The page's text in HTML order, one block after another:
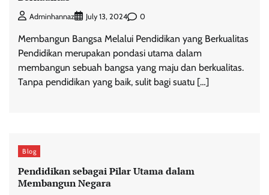
Adminhannaz July 13, 2024 0
Membangun Bangsa Melalui Pendidikan yang Berkualitas
Pendidikan merupakan pondasi utama dalam
membangun sebuah bangsa yang maju dan berkualitas.
Tanpa pendidikan yang baik, sulit bagi suatu […]
Blog
Pendidikan sebagai Pilar Utama dalam
Membangun Negara